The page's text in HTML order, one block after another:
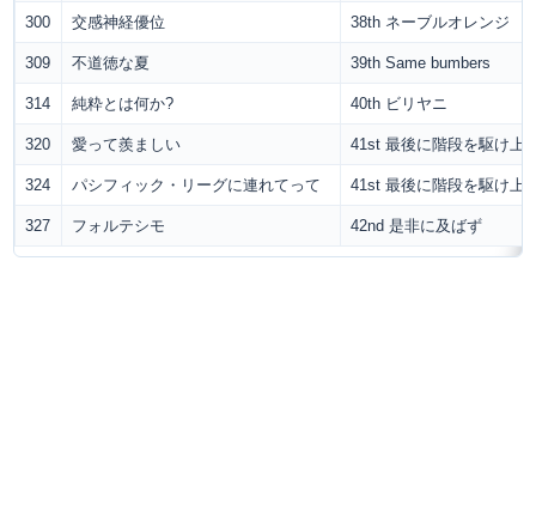
300 交感神経優位 38th ネーブルオレンジ
309 不道徳な夏 39th Same bumbers
314 純粋とは何か? 40th ビリヤニ
320 愛って羨ましい 41st 最後に階段を駆け上
324 パシフィック・リーグに連れてって 41st 最後に階段を駆け上
327 フォルテシモ 42nd 是非に及ばず